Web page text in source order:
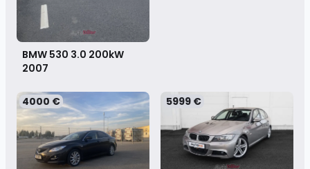
BMW 530 3.0 200kW
2007
4000 € 5999 €